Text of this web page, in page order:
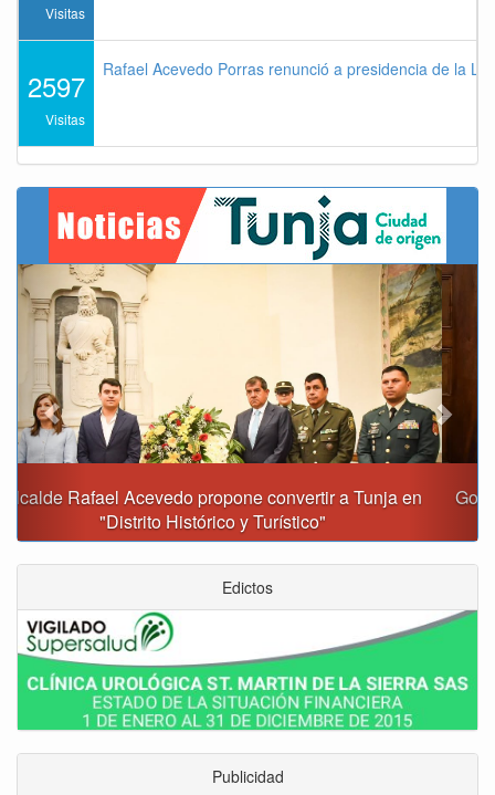
Visitas
2597
Visitas
Rafael Acevedo Porras renunció a presidencia de la
Gobernación y Alcaldía de Tunja revisan 120 proyectos
con inversiones superiores a $385.000 millones
Previous Next
Edictos
Publicidad